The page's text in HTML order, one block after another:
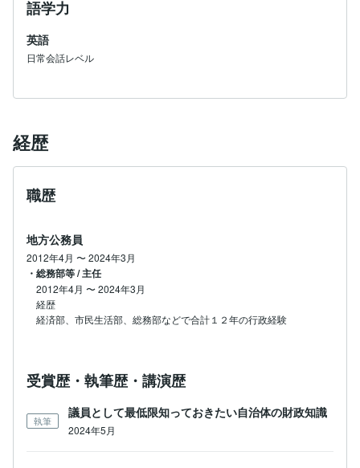
語学力
英語
日常会話レベル
経歴
職歴
地方公務員
2012年4月 〜2024年3月
・総務部等 / 主任
2012年4月 〜2024年3月
経歴
経済部、市民生活部、総務部などで合計１２年の行政経験
受賞歴・執筆歴・講演歴
執筆
議員として最低限知っておきたい自治体の財政知識
2024年5月